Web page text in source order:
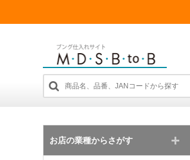
お店の業種からさがす